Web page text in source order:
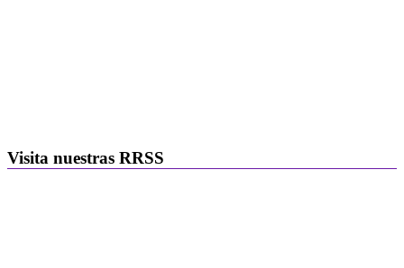
Visita nuestras RRSS